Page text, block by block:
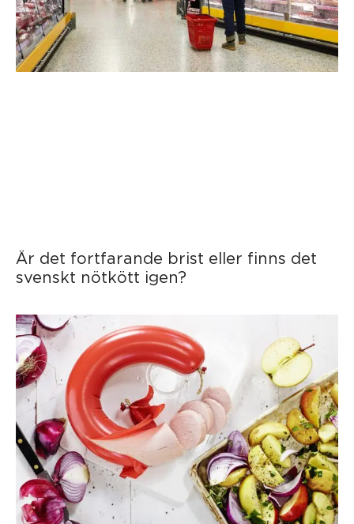
Är det fortfarande brist eller finns det
svenskt nötkött igen?